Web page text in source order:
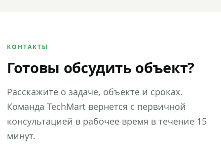
КОНТАКТЫ
Готовы обсудить объект?
Расскажите о задаче, объекте и сроках.
Команда TechMart вернется с первичной
консультацией в рабочее время в течение 15
минут.